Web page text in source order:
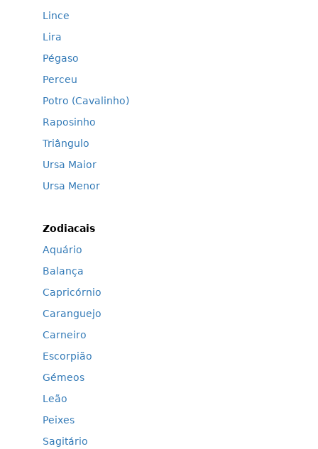
Lince
Lira
Pégaso
Perceu
Potro (Cavalinho)
Raposinho
Triângulo
Ursa Maior
Ursa Menor
Zodiacais
Aquário
Balança
Capricórnio
Caranguejo
Carneiro
Escorpião
Gémeos
Leão
Peixes
Sagitário